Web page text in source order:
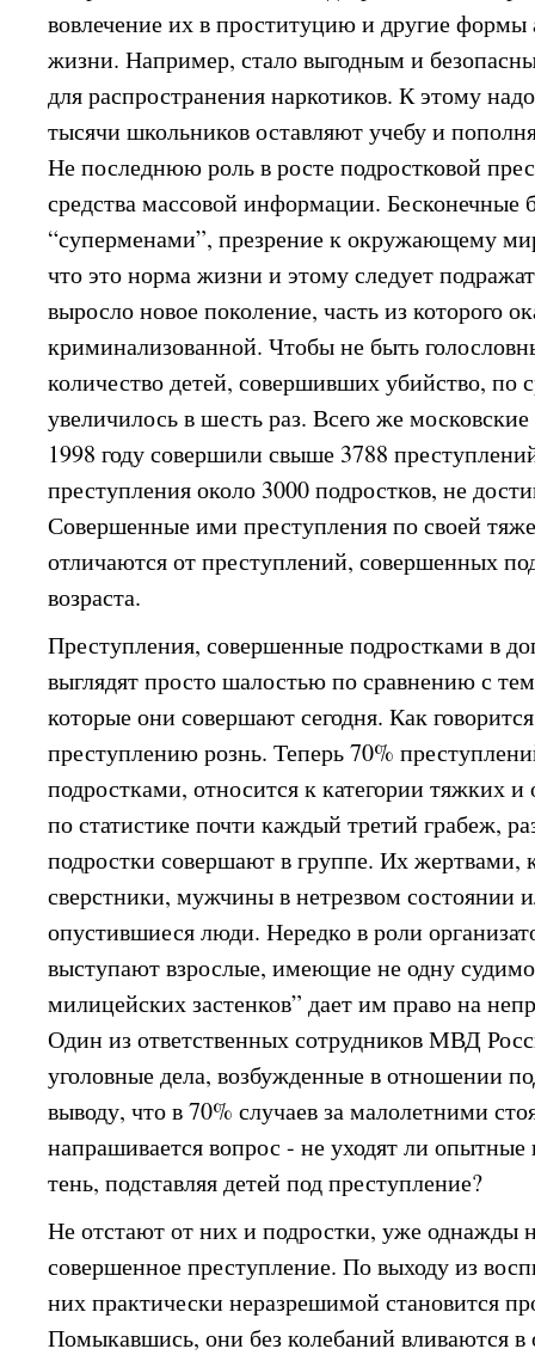
вовлечение их в проституцию и другие
жизни. Например, стало выгодным и
для распространения наркотиков. К этому
тысячи школьников оставляют учебу и
Не последнюю роль в росте подростковой
средства массовой информации. Бесконечные
“суперменами”, презрение к окружающему
что это норма жизни и этому следует
выросло новое поколение, часть из которого
криминализованной. Чтобы не быть
количество детей, совершивших убийство, по
увеличилось в шесть раз. Всего же
1998 году совершили свыше 3788
преступления около 3000 подростков, не
Совершенные ими преступления по своей
отличаются от преступлений, совершенных
возраста.
Преступления, совершенные подростками в
выглядят просто шалостью по сравнению с
которые они совершают сегодня. Как
преступлению рознь. Теперь 70%
подростками, относится к категории тяжких
по статистике почти каждый третий грабеж,
подростки совершают в группе. Их жертвами,
сверстники, мужчины в нетрезвом состоянии
опустившиеся люди. Нередко в роли
выступают взрослые, имеющие не одну
милицейских застенков” дает им право на
Один из ответственных сотрудников МВД
уголовные дела, возбужденные в отношении
выводу, что в 70% случаев за малолетними
напрашивается вопрос - не уходят ли
тень, подставляя детей под преступление?
Не отстают от них и подростки, уже однажды
совершенное преступление. По выходу из
них практически неразрешимой становится
Помыкавшись, они без колебаний вливаются